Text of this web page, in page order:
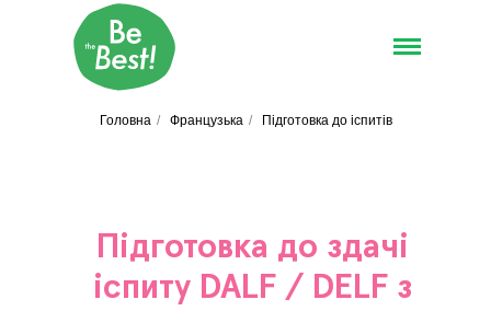
Головна / Французька / Підготовка до іспитів
Підготовка до здачі
іспиту DALF / DELF з